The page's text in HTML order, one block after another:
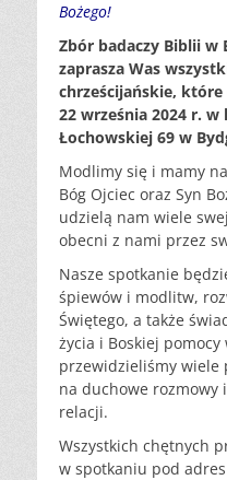
Bożego!
Zbór badaczy Biblii w
zaprasza Was
chrześcijańskie, które
22 września 2024 r.
Łochowskiej 69 w
Modlimy się i mamy
Bóg Ojciec oraz Syn
udzielą nam wiele
obecni z nami przez
Nasze spotkanie
śpiewów i modlitw,
Świętego, a także
życia i Boskiej
przewidzieliśmy wiele
na duchowe rozmowy
relacji.
Wszystkich chętnych
w spotkaniu pod